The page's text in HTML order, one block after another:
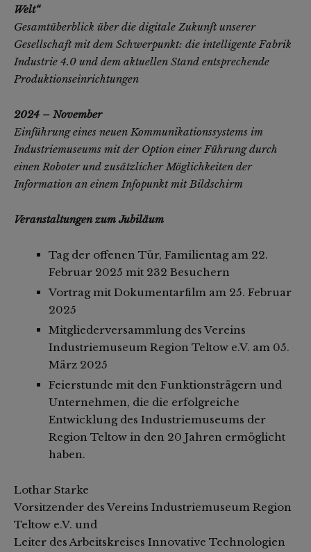
Welt“
Gesamtüberblick über die digitale Zukunft unserer
Gesellschaft mit dem Schwerpunkt: die intelligente Fabrik
Industrie 4.0 und dem aktuellen Stand entsprechende
Produktionseinrichtungen
2024 – November
Einführung eines neuen Kommunikationssystems im
Industriemuseums mit der Option einer Führung durch
einen Roboter und zusätzlicher Möglichkeiten der
Information an einem Infopunkt mit Bildschirm
Veranstaltungen zum Jubiläum
Tag der offenen Tür, Familientag am 22.
Februar 2025 mit 232 Besuchern
Vortrag mit Dokumentarfilm am 25. Februar
2025
Mitgliederversammlung des Vereins
Industriemuseum Region Teltow e.V. am 05.
März 2025
Feierstunde mit den Funktionsträgern und
Unternehmen, die die erfolgreiche
Entwicklung des Industriemuseums der
Region Teltow in den 20 Jahren ermöglicht
haben.
Lothar Starke
Vorsitzender des Vereins Industriemuseum Region
Teltow e.V. und
Leiter des Arbeitskreises Innovative Technologien